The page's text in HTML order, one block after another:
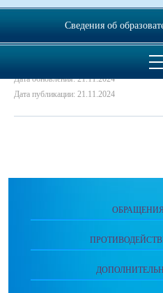
Дата обновления: 21.11.2024
Дата публикации: 21.11.2024
Сведения об